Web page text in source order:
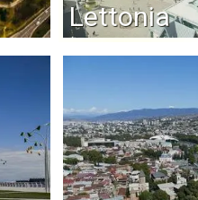
Lettonia